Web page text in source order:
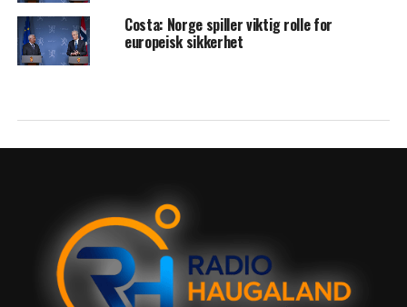
Costa: Norge spiller viktig rolle for
europeisk sikkerhet